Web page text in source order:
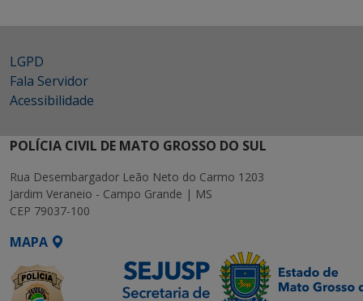
LGPD
Fala Servidor
Acessibilidade
POLÍCIA CIVIL DE MATO GROSSO DO SUL
Rua Desembargador Leão Neto do Carmo 1203
Jardim Veraneio - Campo Grande | MS
CEP 79037-100
MAPA